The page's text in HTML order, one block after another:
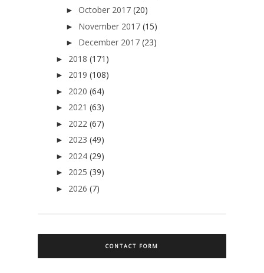
► October 2017 (20)
► November 2017 (15)
► December 2017 (23)
► 2018 (171)
► 2019 (108)
► 2020 (64)
► 2021 (63)
► 2022 (67)
► 2023 (49)
► 2024 (29)
► 2025 (39)
► 2026 (7)
CONTACT FORM